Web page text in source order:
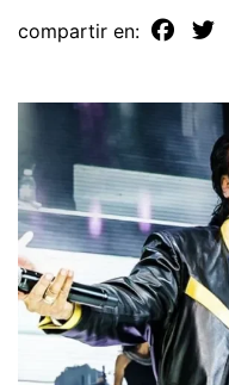
compartir en: